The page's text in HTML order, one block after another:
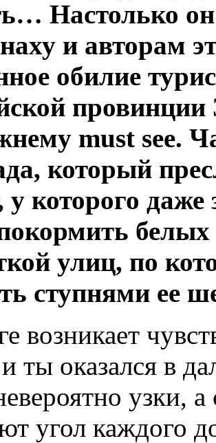
Настолько
и авторам
обилие
must see.
который
которого даже
улиц, по
ступнями ее
возникает
ты оказался в
узки,
угол каждого